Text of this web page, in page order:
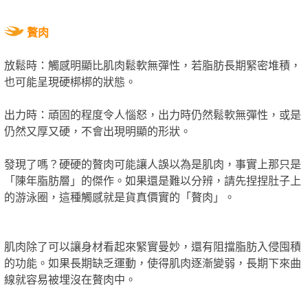
贅肉
放鬆時：觸感明顯比肌肉鬆軟無彈性，若脂肪長期緊密堆積，
也可能呈現硬梆梆的狀態。
出力時：頑固的程度令人惱怒，出力時仍然鬆軟無彈性，或是
仍然又厚又硬，不會出現明顯的形狀。
發現了嗎？硬硬的贅肉可能讓人誤以為是肌肉，事實上那只是
「陳年脂肪層」的傑作。如果還是難以分辨，請先捏捏肚子上
的游泳圈，這種觸感就是貨真價實的「贅肉」。
肌肉除了可以讓身材看起來緊實曼妙，還有阻擋脂肪入侵囤積
的功能。如果長期缺乏運動，使得肌肉逐漸變弱，長期下來曲
線就容易被埋沒在贅肉中。